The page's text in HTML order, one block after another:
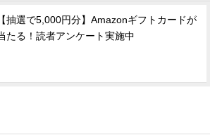
【抽選で5,000円分】Amazonギフトカードが
たる！読者アンケート実施中